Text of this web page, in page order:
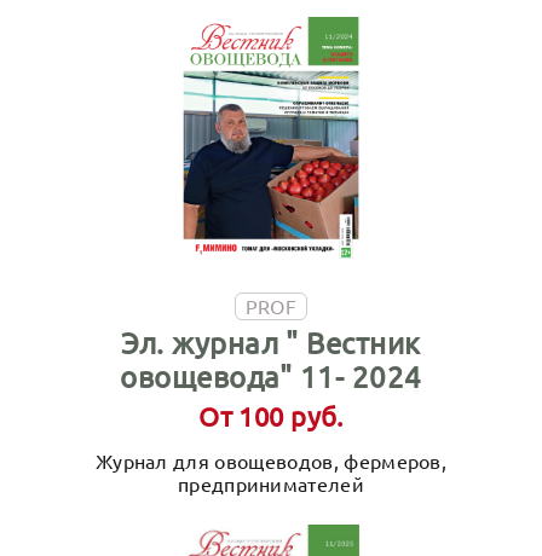
PROF
Эл. журнал " Вестник
овощевода" 11- 2024
От 100 руб.
Журнал для овощеводов, фермеров,
предпринимателей